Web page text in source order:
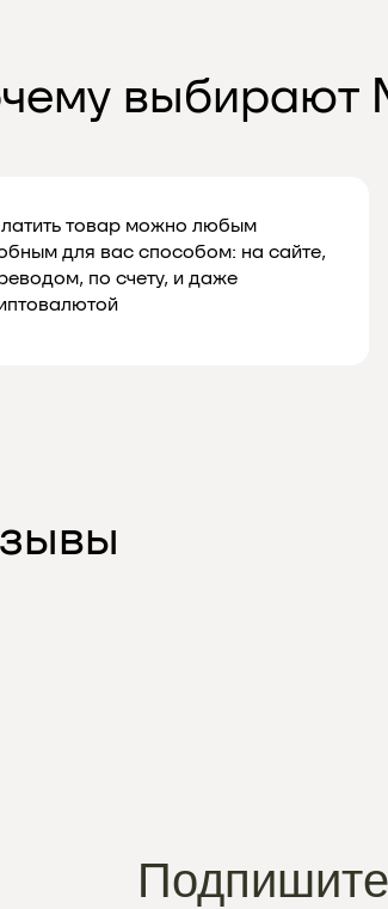
выбирают
товар можно любым
для вас способом: на сайте,
по счету, и даже